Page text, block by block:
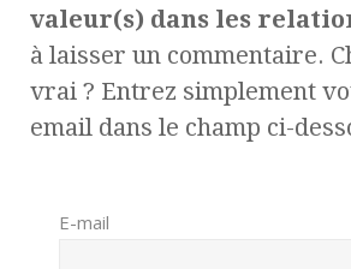
valeur(s) dans les
à laisser un commentaire.
vrai ? Entrez simplement
email dans le champ ci-
E-mail